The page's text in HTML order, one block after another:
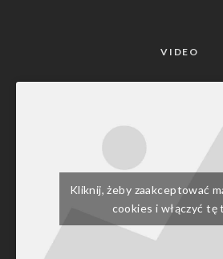
VIDEO
Kliknij, żeby zaakceptować
cookies i włączyć tę